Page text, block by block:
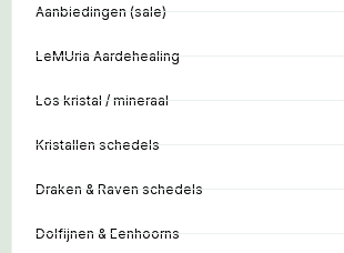
Aanbiedingen (sale)
LeMUria Aardehealing
Los kristal / mineraal
Kristallen schedels
Draken & Raven schedels
Dolfijnen & Eenhoorns